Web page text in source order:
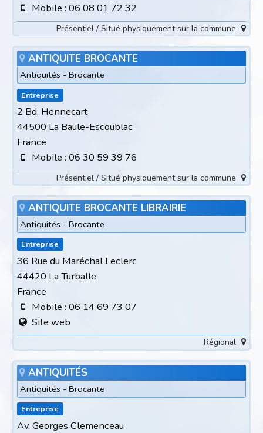
Mobile : 06 08 01 72 32
Présentiel / Situé physiquement sur la commune
ANTIQUITE BROCANTE
Antiquités - Brocante
Entreprise
2 Bd. Hennecart
44500 La Baule-Escoublac
France
Mobile : 06 30 59 39 76
Présentiel / Situé physiquement sur la commune
ANTIQUITE BROCANTE LIBRAIRIE
Antiquités - Brocante
Entreprise
36 Rue du Maréchal Leclerc
44420 La Turballe
France
Mobile : 06 14 69 73 07
Site web
Régional
ANTIQUITÉS
Antiquités - Brocante
Entreprise
Av. Georges Clemenceau